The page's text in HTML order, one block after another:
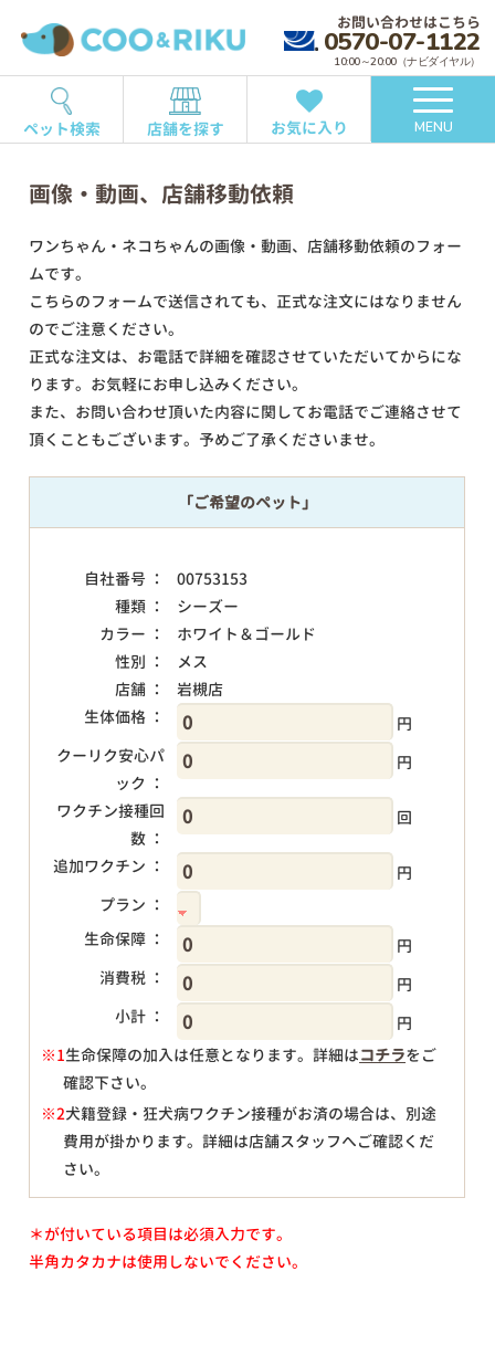
お問い合わせはこちら
0570-07-1122
10:00～20:00（ナビダイヤル）
ペット検索 店舗を探す お気に入り MENU
画像・動画、店舗移動依頼
ワンちゃん・ネコちゃんの画像・動画、店舗移動依頼のフォー
ムです。
こちらのフォームで送信されても、正式な注文にはなりません
のでご注意ください。
正式な注文は、お電話で詳細を確認させていただいてからにな
ります。お気軽にお申し込みください。
また、お問い合わせ頂いた内容に関してお電話でご連絡させて
頂くこともございます。予めご了承くださいませ。
「ご希望のペット」
自社番号 ：
00753153
種類 ：
シーズー
カラー ：
ホワイト＆ゴールド
性別 ：
メス
店舗 ：
岩槻店
生体価格 ：
円
クーリク安心パ
ック ：
円
ワクチン接種回
数 ：
回
追加ワクチン ：
円
プラン ：
生命保障 ：
円
消費税 ：
円
小計 ：
円
※1生命保障の加入は任意となります。詳細はコチラをご
確認下さい。
※2犬籍登録・狂犬病ワクチン接種がお済の場合は、別途
費用が掛かります。詳細は店舗スタッフへご確認くだ
さい。
＊が付いている項目は必須入力です。
半角カタカナは使用しないでください。